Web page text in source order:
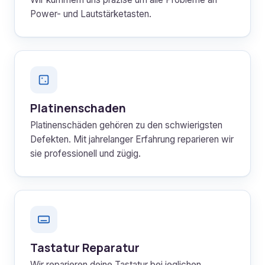
Power- und Lautstärketasten.
Platinenschaden
Platinenschäden gehören zu den schwierigsten
Defekten. Mit jahrelanger Erfahrung reparieren wir
sie professionell und zügig.
Tastatur Reparatur